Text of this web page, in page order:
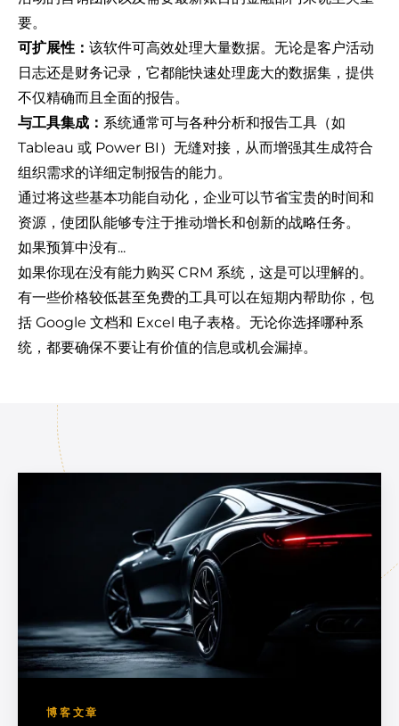
要。
可扩展性： 该软件可高效处理大量数据。无论是客户活动
日志还是财务记录，它都能快速处理庞大的数据集，提供
不仅精确而且全面的报告。
与工具集成： 系统通常可与各种分析和报告工具（如
Tableau 或 Power BI）无缝对接，从而增强其生成符合
组织需求的详细定制报告的能力。
通过将这些基本功能自动化，企业可以节省宝贵的时间和
资源，使团队能够专注于推动增长和创新的战略任务。
如果预算中没有...
如果你现在没有能力购买 CRM 系统，这是可以理解的。
有一些价格较低甚至免费的工具可以在短期内帮助你，包
括 Google 文档和 Excel 电子表格。无论你选择哪种系
统，都要确保不要让有价值的信息或机会漏掉。
博客文章